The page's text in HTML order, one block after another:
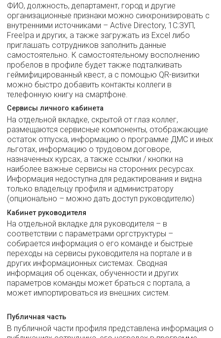
ФИО, должность, департамент, город и другие
организационные признаки можно синхронизировать с
внутренними источниками – Active Directory, 1С:ЗУП,
FreeIpa и других, а также загружать из Excel либо
приглашать сотрудников заполнить данные
самостоятельно. К самостоятельному восполнению
пробелов в профиле будет также подталкивать
геймифицированный квест, а с помощью QR-визитки
можно быстро добавить контакты коллеги в
телефонную книгу на смартфоне.
Сервисы личного кабинета
На отдельной вкладке, скрытой от глаз коллег,
размещаются сервисные компоненты, отображающие
остаток отпуска, информацию о программе ДМС и иных
льготах, информацию о трудовом договоре,
назначенных курсах, а также ссылки / кнопки на
наиболее важные сервисы на сторонних ресурсах.
Информация недоступна для редактирования и видна
только владельцу профиля и администратору
(опционально – можно дать доступ руководителю)
Кабинет руководителя
На отдельной вкладке для руководителя – в
соответствии с параметрами оргструктуры –
собирается информация о его команде и быстрые
переходы на сервисы руководителя на портале и в
других информационных системах. Сводная
информация об оценках, обученности и других
параметров команды может браться с портала, а
может импортироваться из внешних систем.
Публичная часть
В публичной части профиля представлена информация о